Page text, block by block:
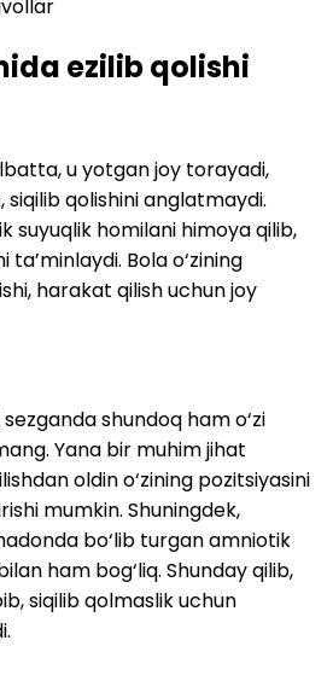
ezilib qolishi
u yotgan joy torayadi,
siqilib qolishini anglatmaydi.
suyuqlik homilani himoya qilib,
ta’minlaydi. Bola o‘zining
harakat qilish uchun joy
shundoq ham o‘zi
Yana bir muhim jihat
oldin o‘zining pozitsiyasini
mumkin. Shuningdek,
bo‘lib turgan amniotik
ham bog‘liq. Shunday qilib,
siqilib qolmaslik uchun